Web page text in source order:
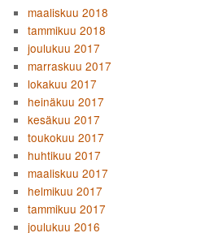
maaliskuu 2018
tammikuu 2018
joulukuu 2017
marraskuu 2017
lokakuu 2017
heinäkuu 2017
kesäkuu 2017
toukokuu 2017
huhtikuu 2017
maaliskuu 2017
helmikuu 2017
tammikuu 2017
joulukuu 2016